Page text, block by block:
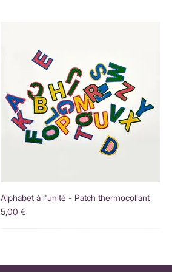
Alphabet à l'unité - Patch thermocollant
Prix
5,00 €